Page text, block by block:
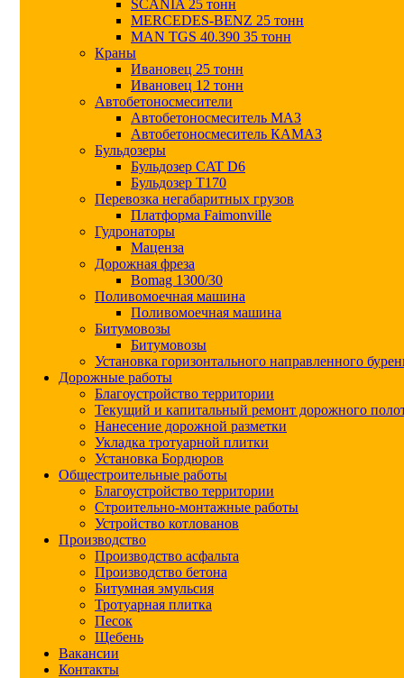
SCANIA 25 тонн
MERCEDES-BENZ 25 тонн
MAN TGS 40.390 35 тонн
Краны
Ивановец 25 тонн
Ивановец 12 тонн
Автобетоносмесители
Автобетоносмеситель МАЗ
Автобетоносмеситель КАМАЗ
Бульдозеры
Бульдозер CAT D6
Бульдозер T170
Перевозка негабаритных грузов
Платформа Faimonville
Гудронаторы
Маценза
Дорожная фреза
Bomag 1300/30
Поливомоечная машина
Поливомоечная машина
Битумовозы
Битумовозы
Установка горизонтального направленного
Дорожные работы
Благоустройство территории
Текущий и капитальный ремонт дорожного
Нанесение дорожной разметки
Укладка тротуарной плитки
Установка Бордюров
Общестроительные работы
Благоустройство территории
Строительно-монтажные работы
Устройство котлованов
Производство
Производство асфальта
Производство бетона
Битумная эмульсия
Тротуарная плитка
Песок
Щебень
Вакансии
Контакты